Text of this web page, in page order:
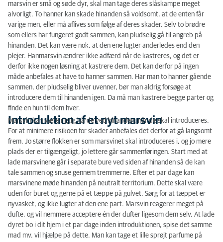
marsvin er små og søde dyr, skal man tage deres slåskampe meget
alvorligt. To hanner kan skade hinanden så voldsomt, at de enten får
varige men, eller må aflives som følge af deres skader. Selv to brødre
som ellers har fungeret godt sammen, kan pludselig gå til angreb på
hinanden. Det kan være nok, at den ene lugter anderledes end den
plejer. Hanmarsvin ændrer ikke adfærd når de kastreres, og det er
derfor ikke nogen løsning at kastrere dem. Det kan derfor på ingen
måde anbefales at have to hanner sammen. Har man to hanner gående
sammen, der pludselig bliver uvenner, bør man aldrig forsøge at
introducere dem til hinanden igen. Da må man kastrere begge parter og
finde en hun til dem hver.
Introduktion af et nyt marsvin
Marsvin kan være rigtig hårde ved hinanden, når de skal introduceres.
For at minimere risikoen for skader anbefales det derfor at gå langsomt
frem. Jo større flokken er som marsvinet skal introduceres i, og jo mere
plads der er tilgængeligt, jo lettere går sammenføringen. Start med at
lade marsvinene går i separate bure ved siden af hinanden så de kan
tale sammen og snuse gennem tremmerne. Efter et par dage kan
marsvinene møde hinanden på neutralt territorium. Dette skal være
uden for buret og gerne på et tæppe på gulvet. Sørg for at tæppet er
nyvasket, og ikke lugter af den ene part. Marsvin reagerer meget på
dufte, og vil nemmere acceptere én der dufter ligesom dem selv. At lade
dyret bo i dit hjem i et par dage inden introduktionen, spise det samme
mad mv. vil hjælpe på dette. Man kan tage et lille sprøjt parfume på